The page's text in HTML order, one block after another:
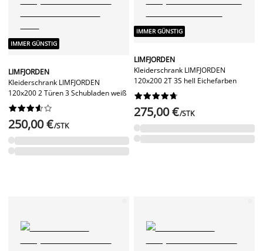
IMMER GÜNSTIG
LIMFJORDEN
Kleiderschrank LIMFJORDEN
120x200 2 Türen 3 Schubladen weiß






250,00 €/STK
IMMER GÜNSTIG
LIMFJORDEN
Kleiderschrank LIMFJORDEN
120x200 2T 3S hell Eichefarben






275,00 €/STK